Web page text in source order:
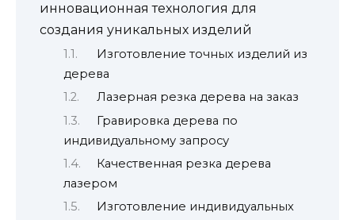
инновационная технология для
создания уникальных изделий
Изготовление точных изделий из
дерева
Лазерная резка дерева на заказ
Гравировка дерева по
индивидуальному запросу
Качественная резка дерева
лазером
Изготовление индивидуальных